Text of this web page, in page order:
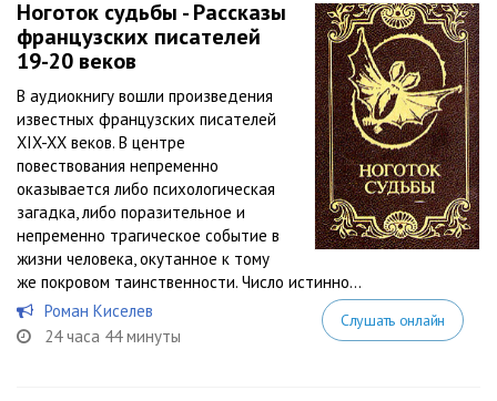
Ноготок судьбы - Рассказы
французских писателей
19-20 веков
В аудиокнигу вошли произведения
известных французских писателей
XIX-XX веков. В центре
повествования непременно
оказывается либо психологическая
загадка, либо поразительное и
непременно трагическое событие в
жизни человека, окутанное к тому
же покровом таинственности. Число истинно...
Роман Киселев
24 часа 44 минуты
Слушать онлайн